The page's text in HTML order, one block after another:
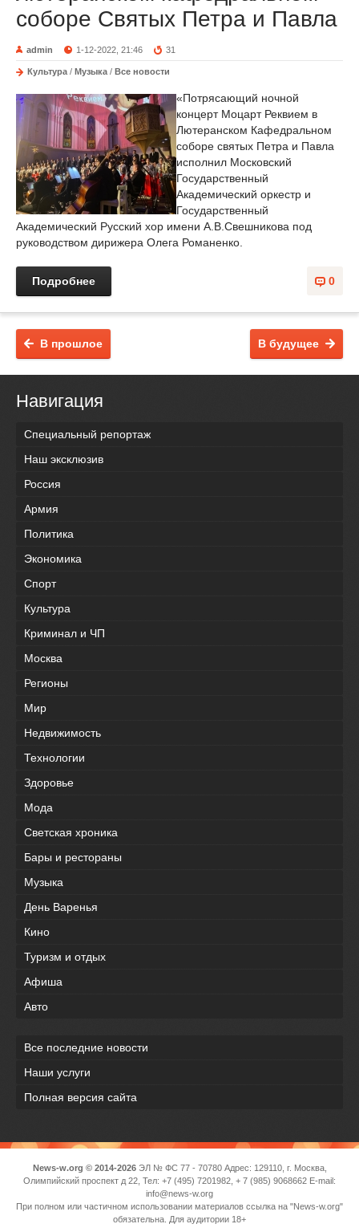
соборе Святых Петра и Павла
admin 1-12-2022, 21:46 31
Культура / Музыка / Все новости
«Потрясающий ночной
концерт Моцарт Реквием в
Лютеранском Кафедральном
соборе святых Петра и Павла
исполнил Московский
Государственный
Академический оркестр и
Государственный
Академический Русский хор имени А.В.Свешникова под
руководством дирижера Олега Романенко.
0
Подробнее
В будущее
В прошлое
Навигация
Специальный репортаж
Наш эксклюзив
Россия
Армия
Политика
Экономика
Спорт
Культура
Криминал и ЧП
Москва
Регионы
Мир
Недвижимость
Технологии
Здоровье
Мода
Светская хроника
Бары и рестораны
Музыка
День Варенья
Кино
Туризм и отдых
Афиша
Авто
Все последние новости
Наши услуги
Полная версия сайта
News-w.org © 2014-2026ЭЛ № ФС 77 - 70780 Адрес: 129110, г. Москва,
Олимпийский проспект д 22, Тел: +7 (495) 7201982, + 7 (985) 9068662 E-mail:
info@news-w.org
При полном или частичном использовании материалов ссылка на "News-w.org"
обязательна. Для аудитории 18+